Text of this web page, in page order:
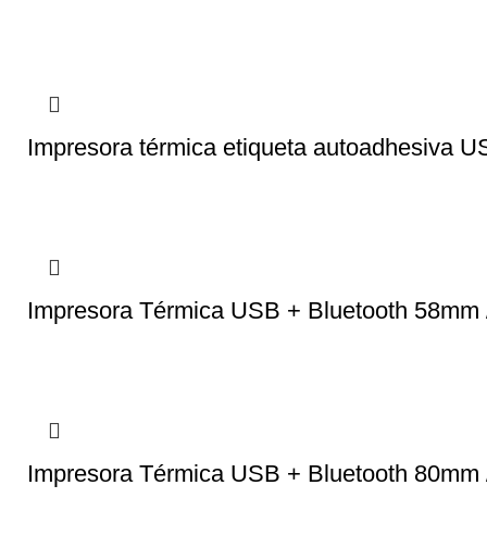
Impresora térmica etiqueta autoadhesiva
Impresora Térmica USB + Bluetooth
Impresora Térmica USB + Bluetooth